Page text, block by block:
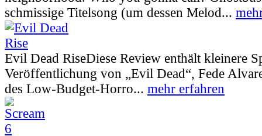
schmissige Titelsong (um dessen Melod...
Evil Dead RiseDiese Review enthält kleinere
Veröffentlichung von „Evil Dead“, Fede
des Low-Budget-Horro... mehr erfahren